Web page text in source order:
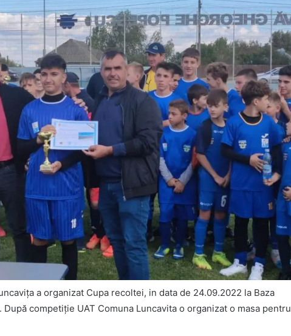
a organizat Cupa recoltei, in data de 24.09.2022 la Baza
competiție UAT Comuna Luncavita o organizat o masa pentru